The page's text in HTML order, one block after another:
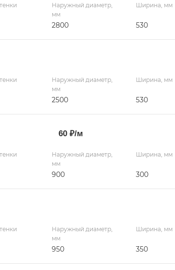
Наружный диаметр,
мм
2800
Ширина, мм
530
Наружный диаметр,
мм
2500
Ширина, мм
530
60 ₽/м
Наружный диаметр,
мм
900
Ширина, мм
300
Наружный диаметр,
мм
950
Ширина, мм
350